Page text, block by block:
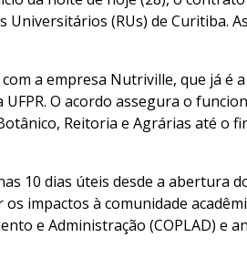
(RUs) de Curitiba.
a empresa Nutriville, que já é
O acordo assegura o
Reitoria e Agrárias até o
10 dias úteis desde a abertura
impactos à comunidade
e Administração (COPLAD) e